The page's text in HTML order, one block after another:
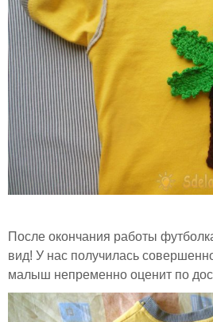
После окончания работы
вид! У нас получилась
малыш непременно оценит по